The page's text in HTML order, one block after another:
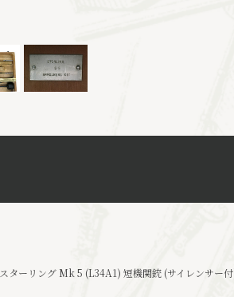
スターリング Mk 5 (L34A1) 短機関銃 (サイレンサー